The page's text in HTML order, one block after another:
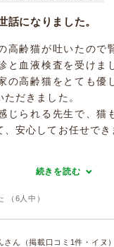
話になりました。
高齢猫が吐いたので
と血液検査を受けま
の高齢猫をとても優
だきました。
じられる先生で、猫
安心してお任せでき
続きを読む
（ 6 人中）
さん（掲載口コミ1件・イヌ）